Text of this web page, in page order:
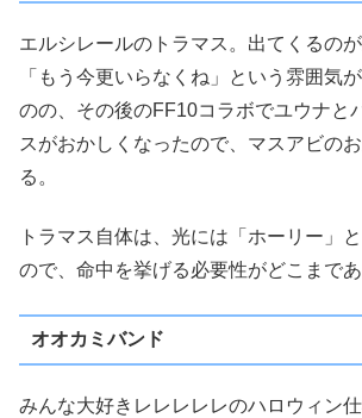
エルシレールのトラマス。出てくるの
「もう今更いらなくね」という雰囲気
のの、その後のFF10コラボでユウナと
スがおかしくなったので、マスアビの
る。
トラマス自体は、光には「ホーリー」
ので、命中を挙げる必要性がどこまであ
オオカミバンド
みんな大好きレレレレレのハロウィン